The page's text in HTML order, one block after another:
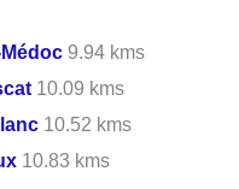
9.94 kms
10.09 kms
10.52 kms
10.83 kms